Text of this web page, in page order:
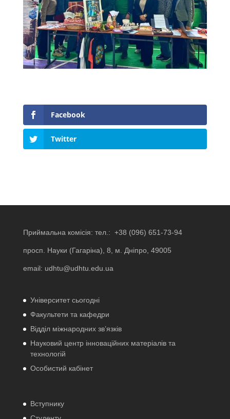
Facebook
Twitter
Приймальна комісія: тел.: +38 (096) 651-73-94
просп. Науки (Гагаріна), 8, м. Дніпро, 49005
email: udhtu@udhtu.edu.ua
Університет сьогодні
Факультети та кафедри
Відділ міжнародних зв’язків
Науковий центр інноваційних матеріалів та
технологій
Особистий кабінет
Вступнику